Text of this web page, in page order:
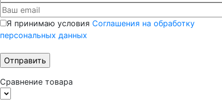
Я принимаю условия Соглашения на обработку
персональных данных
Сравнение товара